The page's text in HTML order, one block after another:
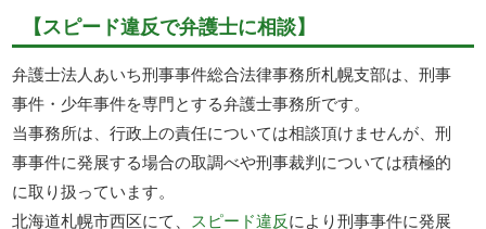
【スピード違反で弁護士に相談】
弁護士法人あいち刑事事件総合法律事務所札幌支部は、刑事
事件・少年事件を専門とする弁護士事務所です。
当事務所は、行政上の責任については相談頂けませんが、刑
事事件に発展する場合の取調べや刑事裁判については積極的
に取り扱っています。
北海道札幌市西区にて、 スピード違反により刑事事件に発展